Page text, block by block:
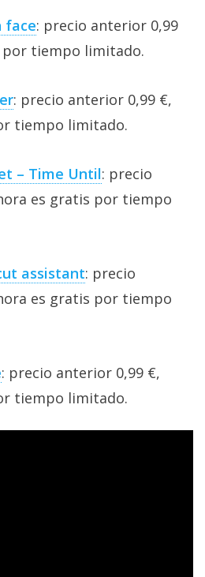
face: precio anterior 0,99
por tiempo limitado.
: precio anterior 0,99 €,
tiempo limitado.
– Time Until: precio
es gratis por tiempo
assistant: precio
es gratis por tiempo
: precio anterior 0,99 €,
tiempo limitado.